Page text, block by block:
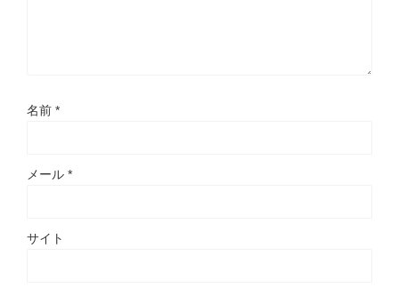
名前 *
メール *
サイト